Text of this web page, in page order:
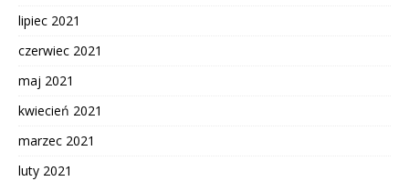
lipiec 2021
czerwiec 2021
maj 2021
kwiecień 2021
marzec 2021
luty 2021